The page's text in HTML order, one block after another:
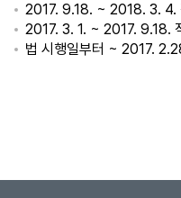
2017. 9.18. ~ 2018. 3. 4.
2017. 3. 1. ~ 2017. 9.18.
법 시행일부터 ~ 2017.